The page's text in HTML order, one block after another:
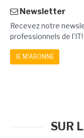
Newsletter
Recevez notre
professionnels de l'IT!
JE M'ABONNE
SUR